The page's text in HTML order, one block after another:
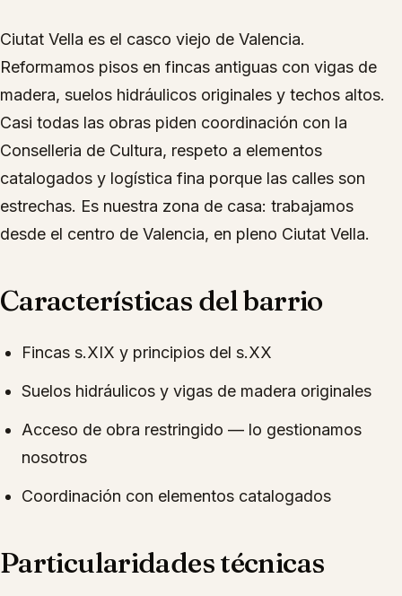
Ciutat Vella es el casco viejo de Valencia.
Reformamos pisos en fincas antiguas con vigas de
madera, suelos hidráulicos originales y techos altos.
Casi todas las obras piden coordinación con la
Conselleria de Cultura, respeto a elementos
catalogados y logística fina porque las calles son
estrechas. Es nuestra zona de casa: trabajamos
desde el centro de Valencia, en pleno Ciutat Vella.
Características del barrio
Fincas s.XIX y principios del s.XX
Suelos hidráulicos y vigas de madera originales
Acceso de obra restringido — lo gestionamos
nosotros
Coordinación con elementos catalogados
Particularidades técnicas